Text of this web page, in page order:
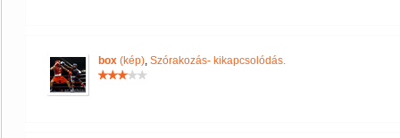
box (kép), Szórakozás- kikapcsolódás.